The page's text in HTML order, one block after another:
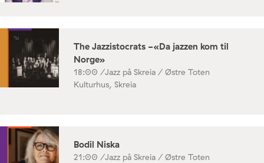
The Jazzistocrats -«Da jazzen kom til
Norge»
18:00 /Jazz på Skreia / Østre Toten
Kulturhus, Skreia
Bodil Niska
21:00 /Jazz på Skreia / Østre Toten